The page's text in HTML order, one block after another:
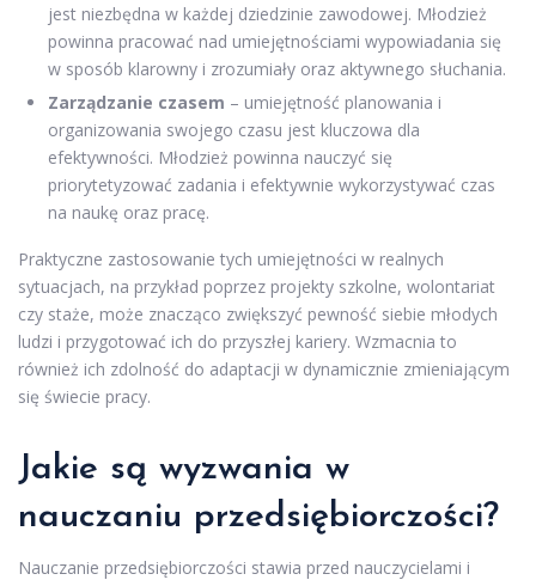
jest niezbędna w każdej dziedzinie zawodowej. Młodzież
powinna pracować nad umiejętnościami wypowiadania się
w sposób klarowny i zrozumiały oraz aktywnego słuchania.
Zarządzanie czasem – umiejętność planowania i
organizowania swojego czasu jest kluczowa dla
efektywności. Młodzież powinna nauczyć się
priorytetyzować zadania i efektywnie wykorzystywać czas
na naukę oraz pracę.
Praktyczne zastosowanie tych umiejętności w realnych
sytuacjach, na przykład poprzez projekty szkolne, wolontariat
czy staże, może znacząco zwiększyć pewność siebie młodych
ludzi i przygotować ich do przyszłej kariery. Wzmacnia to
również ich zdolność do adaptacji w dynamicznie zmieniającym
się świecie pracy.
Jakie są wyzwania w
nauczaniu przedsiębiorczości?
Nauczanie przedsiębiorczości stawia przed nauczycielami i